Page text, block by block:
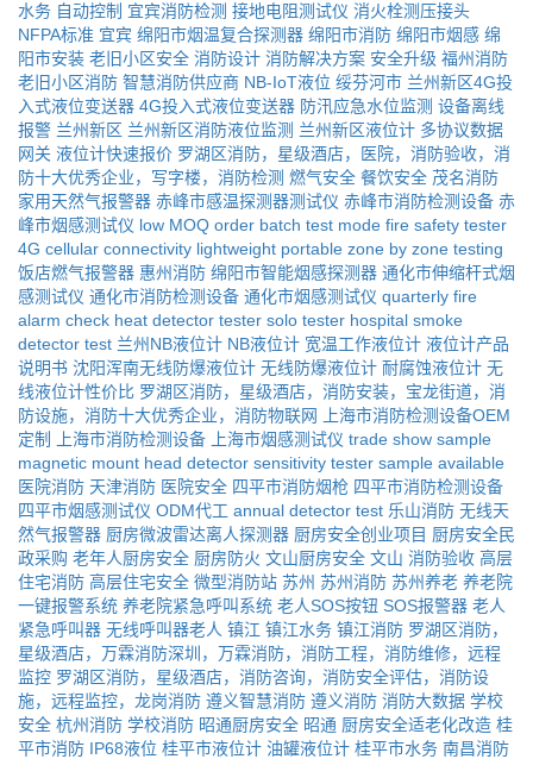
水务 自动控制 宜宾消防检测 接地电阻测试仪 消火栓测压接头
NFPA标准 宜宾 绵阳市烟温复合探测器 绵阳市消防 绵阳市烟感 绵
阳市安装 老旧小区安全 消防设计 消防解决方案 安全升级 福州消防
老旧小区消防 智慧消防供应商 NB-IoT液位 绥芬河市 兰州新区4G投
入式液位变送器 4G投入式液位变送器 防汛应急水位监测 设备离线
报警 兰州新区 兰州新区消防液位监测 兰州新区液位计 多协议数据
网关 液位计快速报价 罗湖区消防，星级酒店，医院，消防验收，消
防十大优秀企业，写字楼，消防检测 燃气安全 餐饮安全 茂名消防
家用天然气报警器 赤峰市感温探测器测试仪 赤峰市消防检测设备 赤
峰市烟感测试仪 low MOQ order batch test mode fire safety tester
4G cellular connectivity lightweight portable zone by zone testing
饭店燃气报警器 惠州消防 绵阳市智能烟感探测器 通化市伸缩杆式烟
感测试仪 通化市消防检测设备 通化市烟感测试仪 quarterly fire
alarm check heat detector tester solo tester hospital smoke
detector test 兰州NB液位计 NB液位计 宽温工作液位计 液位计产品
说明书 沈阳浑南无线防爆液位计 无线防爆液位计 耐腐蚀液位计 无
线液位计性价比 罗湖区消防，星级酒店，消防安装，宝龙街道，消
防设施，消防十大优秀企业，消防物联网
上海市消防检测设备OEM
定制
上海市消防检测设备 上海市烟感测试仪 trade show sample
magnetic mount head detector sensitivity tester sample available
医院消防 天津消防 医院安全 四平市消防烟枪 四平市消防检测设备
四平市烟感测试仪 ODM代工 annual detector test 乐山消防 无线天
然气报警器 厨房微波雷达离人探测器 厨房安全创业项目 厨房安全民
政采购 老年人厨房安全 厨房防火 文山厨房安全 文山 消防验收 高层
住宅消防 高层住宅安全 微型消防站 苏州 苏州消防 苏州养老 养老院
一键报警系统 养老院紧急呼叫系统 老人SOS按钮 SOS报警器 老人
紧急呼叫器 无线呼叫器老人 镇江 镇江水务 镇江消防 罗湖区消防，
星级酒店，万霖消防深圳，万霖消防，消防工程，消防维修，远程
监控 罗湖区消防，星级酒店，消防咨询，消防安全评估，消防设
施，远程监控，龙岗消防 遵义智慧消防 遵义消防 消防大数据 学校
安全 杭州消防 学校消防 昭通厨房安全 昭通 厨房安全适老化改造 桂
平市消防 IP68液位 桂平市液位计 油罐液位计 桂平市水务 南昌消防